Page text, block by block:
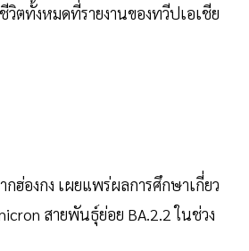
วิตทั้งหมดที่รายงานของทวีปเอเชีย
ฮ่องกง เผยแพร่ผลการศึกษาเกี่ยว
สายพันธุ์ย่อย BA.2.2 ในช่วง